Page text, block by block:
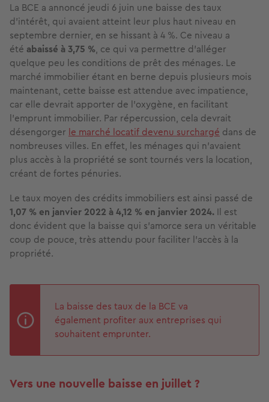
La BCE a annoncé jeudi 6 juin une baisse des taux
d'intérêt, qui avaient atteint leur plus haut niveau en
septembre dernier, en se hissant à 4 %. Ce niveau a
été abaissé à 3,75 %, ce qui va permettre d’alléger
quelque peu les conditions de prêt des ménages. Le
marché immobilier étant en berne depuis plusieurs mois
maintenant, cette baisse est attendue avec impatience,
car elle devrait apporter de l’oxygène, en facilitant
l’emprunt immobilier. Par répercussion, cela devrait
désengorger le marché locatif devenu surchargé dans de
nombreuses villes. En effet, les ménages qui n’avaient
plus accès à la propriété se sont tournés vers la location,
créant de fortes pénuries.
Le taux moyen des crédits immobiliers est ainsi passé de
1,07 % en janvier 2022 à 4,12 % en janvier 2024. Il est
donc évident que la baisse qui s’amorce sera un véritable
coup de pouce, très attendu pour faciliter l’accès à la
propriété.
La baisse des taux de la BCE va
également profiter aux entreprises qui
souhaitent emprunter.
Vers une nouvelle baisse en juillet ?